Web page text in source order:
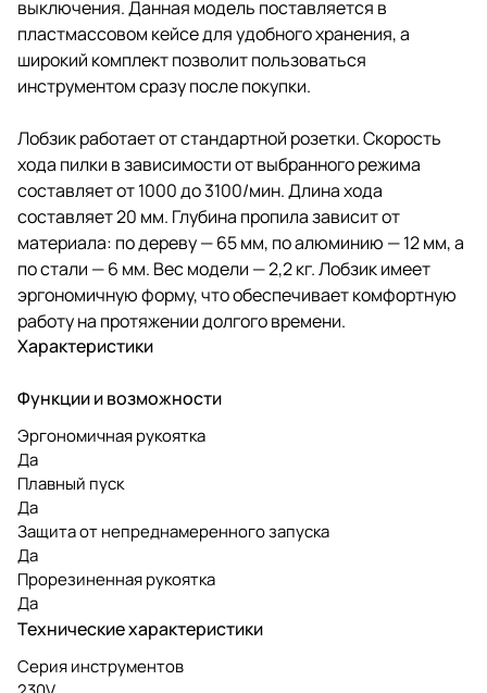
выключения. Данная модель поставляется в
пластмассовом кейсе для удобного хранения, а
широкий комплект позволит пользоваться
инструментом сразу после покупки.
Лобзик работает от стандартной розетки. Скорость
хода пилки в зависимости от выбранного режима
составляет от 1000 до 3100/мин. Длина хода
составляет 20 мм. Глубина пропила зависит от
материала: по дереву — 65 мм, по алюминию — 12 мм, а
по стали — 6 мм. Вес модели — 2,2 кг. Лобзик имеет
эргономичную форму, что обеспечивает комфортную
работу на протяжении долгого времени.
Характеристики
Функции и возможности
Эргономичная рукоятка
Да
Плавный пуск
Да
Защита от непреднамеренного запуска
Да
Прорезиненная рукоятка
Да
Технические характеристики
Серия инструментов